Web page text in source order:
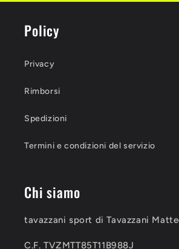
Policy
Privacy
Rimborsi
Spedizioni
Termini e condizioni del servizio
Chi siamo
tavazzani sport di Tavazzani
C.F. TVZMTT85T11B988J